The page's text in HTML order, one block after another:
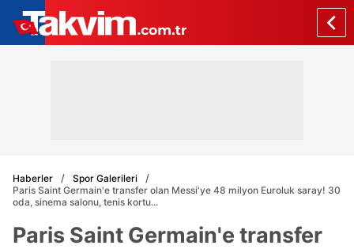
Haberler
Spor Galerileri
Paris Saint Germain'e transfer olan Messi'ye 48 milyon Euroluk saray! 30
oda, sinema salonu, tenis kortu...
Paris Saint Germain'e transfer